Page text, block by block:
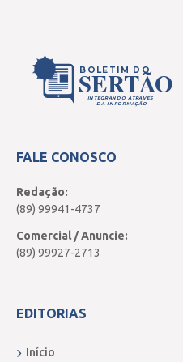
BOLETIM DO
SERTÃO
INTEGRANDO ATRAVÉS
DA INFORMAÇÃO
FALE CONOSCO
Redação:
(89) 99941-4737
Comercial / Anuncie:
(89) 99927-2713
EDITORIAS
Início